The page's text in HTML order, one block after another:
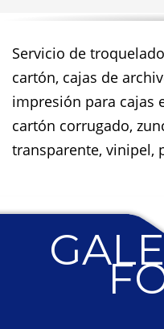
Servicio de
cartón, cajas de
impresión para cajas
cartón corrugado,
transparente, vinipel,